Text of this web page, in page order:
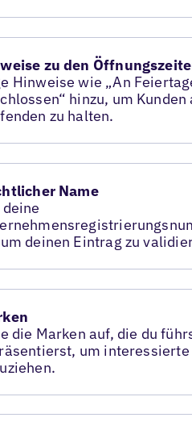
zu den
Hinweise wie „An
hinzu, um Kunden
zu halten.
Name
deine
deinen Eintrag zu
die Marken auf, die du
um interessierte